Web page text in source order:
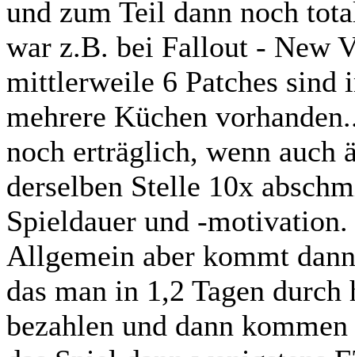
und zum Teil dann noch
war z.B. bei Fallout - New
mittlerweile 6 Patches sind
mehrere Küchen
noch erträglich, wenn auch
derselben Stelle 10x
Spieldauer und -motivation.
Allgemein aber kommt
das man in 1,2 Tagen
bezahlen und dann